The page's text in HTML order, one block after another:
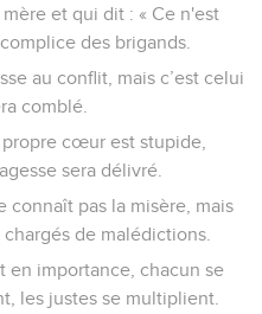
et qui dit : « Ce n'est
des brigands.
au conflit, mais c’est celui
comblé.
cœur est stupide,
sera délivré.
connaît pas la misère, mais
de malédictions.
en importance, chacun se
les justes se multiplient.